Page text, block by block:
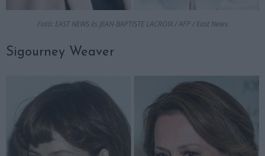
Fotó: EAST NEWS és JEAN-BAPTISTE LACROIX / AFP / East News
Sigourney Weaver